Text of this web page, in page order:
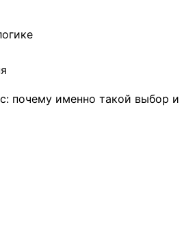
почему именно такой выбор